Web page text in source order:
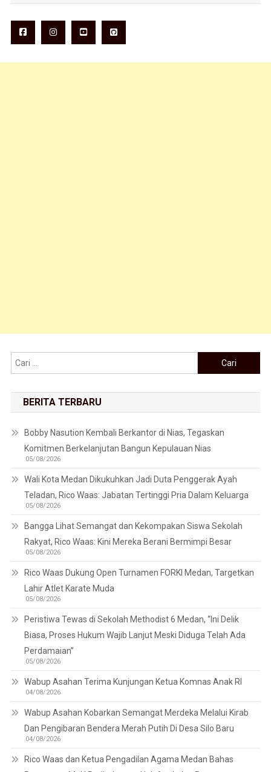
Cari untuk:
BERITA TERBARU
Bobby Nasution Kembali Berkantor di Nias, Tegaskan
Komitmen Berkelanjutan Bangun Kepulauan Nias
05/08/2026
Wali Kota Medan Dikukuhkan Jadi Duta Penggerak Ayah
Teladan, Rico Waas: Jabatan Tertinggi Pria Dalam Keluarga
05/08/2026
Bangga Lihat Semangat dan Kekompakan Siswa Sekolah
Rakyat, Rico Waas: Kini Mereka Berani Bermimpi Besar
05/08/2026
Rico Waas Dukung Open Turnamen FORKI Medan, Targetkan
Lahir Atlet Karate Muda
05/08/2026
Peristiwa Tewas di Sekolah Methodist 6 Medan, “Ini Delik
Biasa, Proses Hukum Wajib Lanjut Meski Diduga Telah Ada
Perdamaian”
05/08/2026
Wabup Asahan Terima Kunjungan Ketua Komnas Anak RI
04/08/2026
Wabup Asahan Kobarkan Semangat Merdeka Melalui Kirab
Dan Pengibaran Bendera Merah Putih Di Desa Silo Baru
04/08/2026
Rico Waas dan Ketua Pengadilan Agama Medan Bahas